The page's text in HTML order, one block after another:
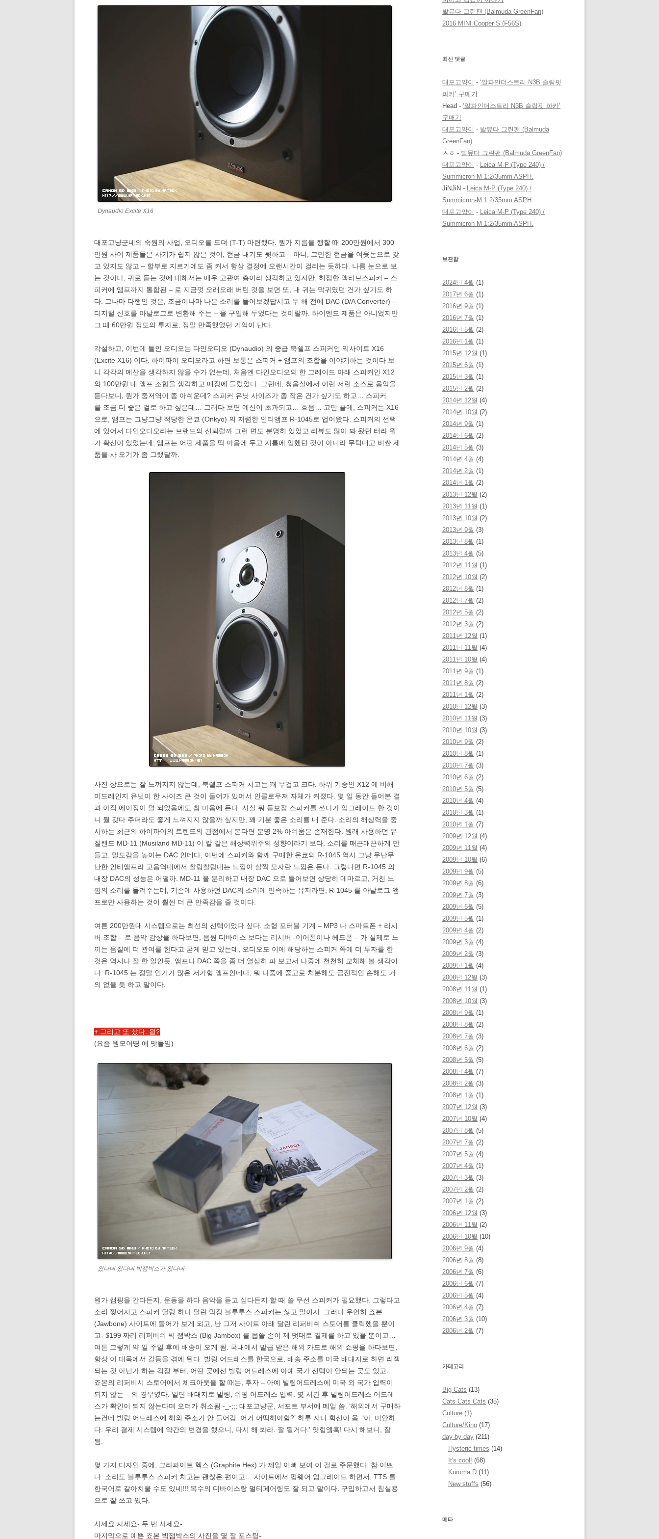
Dynaudio Excite X16
대포고냥군네의 숙원의 사업, 오디오를 드뎌 (T-T) 마련했다. 뭔가 지름을 행할 때 200만원에서 300
만원 사이 제품들은 사기가 쉽지 않은 것이, 현금 내기도 뭣하고 – 아니, 그만한 현금을 여윳돈으로 갖
고 있지도 않고 – 할부로 지르기에도 좀 커서 항상 결정에 오랜시간이 걸리는 듯하다. 나름 눈으로 보
는 것이나, 귀로 듣는 것에 대해서는 매우 고관여 층이라 생각하고 있지만, 허접한 액티브스피커 – 스
피커에 앰프까지 통합된 – 로 지금껏 오래오래 버틴 것을 보면 또, 내 귀는 막귀였던 건가 싶기도 하
다. 그나마 다행인 것은, 조금이나마 나은 소리를 들어보겠답시고 두 해 전에 DAC (D/A Converter) –
디지털 신호를 아날로그로 변환해 주는 – 을 구입해 두었다는 것이랄까. 하이엔드 제품은 아니었지만
그 때 60만원 정도의 투자로, 정말 만족했었던 기억이 난다.
각설하고, 이번에 들인 오디오는 다인오디오 (Dynaudio) 의 중급 북쉘프 스피커인 익사이트 X16
(Excite X16) 이다. 하이파이 오디오라고 하면 보통은 스피커 + 앰프의 조합을 이야기하는 것이다 보
니 각각의 예산을 생각하지 않을 수가 없는데, 처음엔 다인오디오의 한 그레이드 아래 스피커인 X12
와 100만원 대 앰프 조합을 생각하고 매장에 들렀었다. 그런데, 청음실에서 이런 저런 소스로 음악을
듣다보니, 뭔가 중저역이 좀 아쉬운데? 스피커 유닛 사이즈가 좀 작은 건가 싶기도 하고… 스피커
를 조금 더 좋은 걸로 하고 싶은데… 그러다 보면 예산이 초과되고… 흐음… 고민 끝에, 스피커는 X16
으로, 앰프는 그냥그냥 적당한 온쿄 (Onkyo) 의 저렴한 인티앰프 R-1045로 업어왔다. 스피커의 선택
에 있어서 다인오디오라는 브랜드의 신뢰랄까 그런 면도 분명히 있었고 리뷰도 많이 봐 왔던 터라 뭔
가 확신이 있었는데, 앰프는 어떤 제품을 딱 마음에 두고 지름에 임했던 것이 아니라 무턱대고 비싼 제
품을 사 오기가 좀 그랬달까.
사진 상으로는 잘 느껴지지 않는데, 북쉘프 스피커 치고는 꽤 무겁고 크다. 하위 기종인 X12 에 비해
미드레인지 유닛이 한 사이즈 큰 것이 들어가 있어서 인클로우져 자체가 커졌다. 몇 일 동안 들어본 결
과 아직 에이징이 덜 되었음에도 참 마음에 든다. 사실 뭐 듣보잡 스피커를 쓰다가 업그레이드 한 것이
니 뭘 갖다 주더라도 좋게 느껴지지 않을까 싶지만, 꽤 기분 좋은 소리를 내 준다. 소리의 해상력을 중
시하는 최근의 하이파이의 트렌드의 관점에서 본다면 분명 2% 아쉬움은 존재한다. 원래 사용하던 뮤
질랜드 MD-11 (Musiland MD-11) 이 칼 같은 해상력위주의 성향이라기 보다, 소리를 매끈매끈하게 만
들고, 밀도감을 높이는 DAC 인데다, 이번에 스피커와 함께 구매한 온쿄의 R-1045 역시 그냥 무난무
난한 인티앰프라 고음역대에서 찰랑찰랑대는 느낌이 살짝 모자란 느낌은 든다. 그렇다면 R-1045 의
내장 DAC의 성능은 어떨까. MD-11 을 분리하고 내장 DAC 으로 들어보면 상당히 메마르고, 거친 느
낌의 소리를 들려주는데, 기존에 사용하던 DAC의 소리에 만족하는 유저라면, R-1045 를 아날로그 앰
프로만 사용하는 것이 훨씬 더 큰 만족감을 줄 것이다.
여튼 200만원대 시스템으로는 최선의 선택이었다 싶다. 소형 포터블 기계 – MP3 나 스마트폰 + 리시
버 조합 – 로 음악 감상을 하다보면, 음원 디바이스 보다는 리시버 -이어폰이나 헤드폰 – 가 실제로 느
끼는 음질에 더 관여를 한다고 굳게 믿고 있는데, 오디오도 이에 해당하는 스피커 쪽에 더 투자를 한
것은 역시나 잘 한 일인듯. 앰프나 DAC 쪽을 좀 더 열심히 파 보고서 나중에 천천히 교체해 볼 생각이
다. R-1045 는 정말 인기가 많은 저가형 앰프인데다, 뭐 나중에 중고로 처분해도 금전적인 손해도 거
의 없을 듯 하고 말이다.
+ 그리고 또 샀다. 읭?
(요즘 원모어띵 에 맛들임)
왔다네 왔다네 빅잼박스가 왔다네-
뭔가 캠핑을 간다든지, 운동을 하다 음악을 듣고 싶다든지 할 때 쓸 무선 스피커가 필요했다. 그렇다고
소리 찢어지고 스피커 달랑 하나 달린 막장 블루투스 스피커는 싫고 말이지. 그러다 우연히 죠본
(Jawbone) 사이트에 들어가 보게 되고, 난 그저 사이트 아래 달린 리퍼비쉬 스토어를 클릭했을 뿐이
고- $199 짜리 리퍼비쉬 빅 잼박스 (Big Jambox) 를 몹쓸 손이 제 멋대로 결제를 하고 있을 뿐이고…
여튼 그렇게 약 일 주일 후에 배송이 오게 됨. 국내에서 발급 받은 해외 카드로 해외 쇼핑을 하다보면,
항상 이 대목에서 갈등을 겪에 된다. 빌링 어드레스를 한국으로, 배송 주소를 미국 배대지로 하면 리젝
되는 것 아닌가 하는 걱정 부터, 어떤 곳에선 빌링 어드레스에 아예 국가 선택이 안되는 곳도 있고…
죠본의 리퍼비시 스토어에서 체크아웃을 할 때는, 후자 – 아예 빌링어드레스에 미국 외 국가 입력이
되지 않는 – 의 경우였다. 일단 배대지로 빌링, 쉬핑 어드레스 입력. 몇 시간 후 빌링어드레스 어드레
스가 확인이 되지 않는다며 오더가 취소됨 -_-;;; 대포고냥군, 서포트 부서에 메일 씀. ‘해외에서 구매하
는건데 빌링 어드레스에 해외 주소가 안 들어감. 어거 어떡해야함?’ 하루 지나 회신이 옴. ‘아, 미안하
다. 우리 결제 시스템에 약간의 변경을 했으니, 다시 해 봐라. 잘 될거다.’ 앗힝엨훅! 다시 해보니, 잘
됨.
몇 가지 디자인 중에, 그라파이트 헥스 (Graphite Hex) 가 제일 이뻐 보여 이 걸로 주문했다. 참 이쁘
다. 소리도 블루투스 스피커 치고는 괜찮은 편이고… 사이트에서 펌웨어 업그레이드 하면서, TTS 를
한국어로 갈아치울 수도 있네!!! 복수의 디바이스랑 멀티페어링도 잘 되고 말이다. 구입하고서 침실용
으로 잘 쓰고 있다.
사세요 사세요- 두 번 사세요-
마지막으로 예쁜 죠본 빅잼박스의 사진을 몇 장 포스팅-
발뮤다 그린팬 (Balmuda GreenFan)
2016 MINI Cooper S (F56S)
최신 댓글
대포고양이 - ‘알파인더스트리 N3B 슬림핏
파카’ 구매기
Head - ‘알파인더스트리 N3B 슬림핏 파카’
구매기
대포고양이 - 발뮤다 그린팬 (Balmuda
GreenFan)
ㅅㅎ - 발뮤다 그린팬 (Balmuda GreenFan)
대포고양이 - Leica M-P (Type 240) /
Summicron-M 1:2/35mm ASPH.
JiNJiN - Leica M-P (Type 240) /
Summicron-M 1:2/35mm ASPH.
대포고양이 - Leica M-P (Type 240) /
Summicron-M 1:2/35mm ASPH.
보관함
2024년 4월 (1)
2017년 6월 (1)
2016년 9월 (1)
2016년 7월 (1)
2016년 5월 (2)
2016년 1월 (1)
2015년 12월 (1)
2015년 6월 (1)
2015년 3월 (1)
2015년 2월 (2)
2014년 12월 (4)
2014년 10월 (2)
2014년 9월 (1)
2014년 6월 (2)
2014년 5월 (3)
2014년 4월 (4)
2014년 2월 (1)
2014년 1월 (2)
2013년 12월 (2)
2013년 11월 (1)
2013년 10월 (2)
2013년 9월 (3)
2013년 8월 (1)
2013년 4월 (5)
2012년 11월 (1)
2012년 10월 (2)
2012년 8월 (1)
2012년 7월 (2)
2012년 5월 (2)
2012년 3월 (2)
2011년 12월 (1)
2011년 11월 (4)
2011년 10월 (4)
2011년 9월 (1)
2011년 8월 (2)
2011년 1월 (2)
2010년 12월 (3)
2010년 11월 (3)
2010년 10월 (3)
2010년 9월 (2)
2010년 8월 (1)
2010년 7월 (3)
2010년 6월 (2)
2010년 5월 (5)
2010년 4월 (4)
2010년 3월 (1)
2010년 1월 (7)
2009년 12월 (4)
2009년 11월 (4)
2009년 10월 (6)
2009년 9월 (5)
2009년 8월 (6)
2009년 7월 (3)
2009년 6월 (5)
2009년 5월 (1)
2009년 4월 (2)
2009년 3월 (4)
2009년 2월 (3)
2009년 1월 (4)
2008년 12월 (3)
2008년 11월 (1)
2008년 10월 (3)
2008년 9월 (1)
2008년 8월 (2)
2008년 7월 (3)
2008년 6월 (2)
2008년 5월 (5)
2008년 4월 (7)
2008년 2월 (3)
2008년 1월 (1)
2007년 12월 (3)
2007년 10월 (4)
2007년 8월 (5)
2007년 7월 (2)
2007년 5월 (4)
2007년 4월 (1)
2007년 3월 (3)
2007년 2월 (2)
2007년 1월 (2)
2006년 12월 (3)
2006년 11월 (2)
2006년 10월 (10)
2006년 9월 (4)
2006년 8월 (8)
2006년 7월 (6)
2006년 6월 (7)
2006년 5월 (4)
2006년 4월 (7)
2006년 3월 (10)
2006년 2월 (7)
카테고리
Big Cats (13)
Cats Cats Cats (35)
Culture (1)
Culture/Kino (17)
day by day (211)
Hysteric times (14)
It's cool! (68)
Kuruma D (11)
New stuffs (56)
메타